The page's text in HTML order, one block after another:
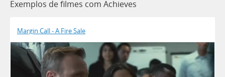
Exemplos de filmes com Achieves
Margin Call - A Fire Sale